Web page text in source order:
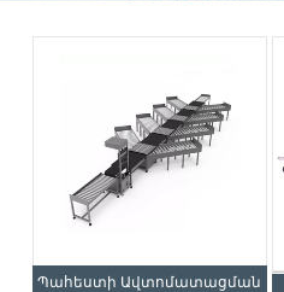
Պահեստի Ավտոմատացման